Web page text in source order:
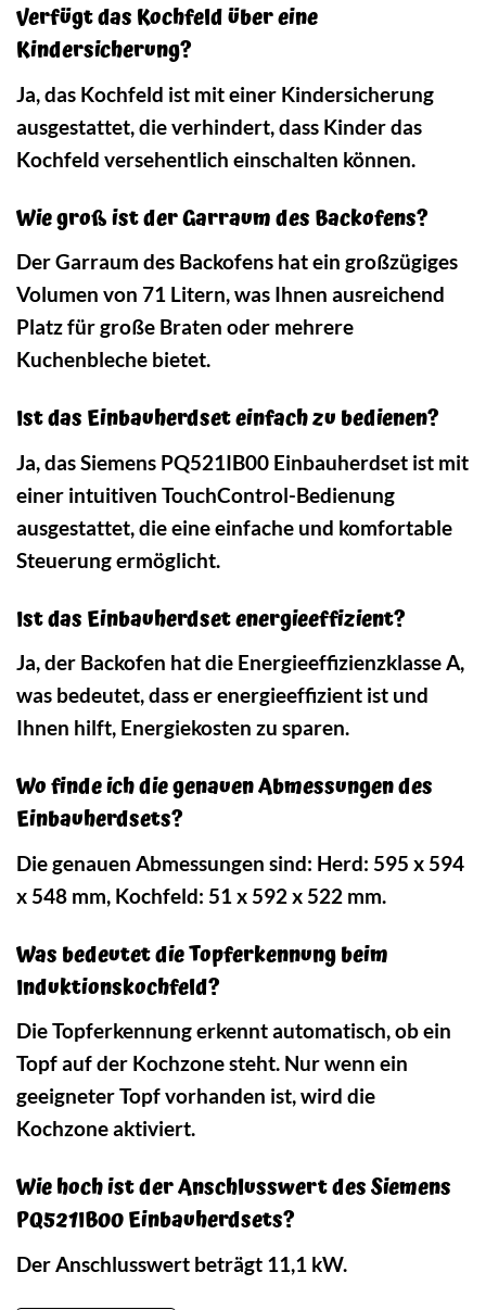
Verfügt das Kochfeld über eine
Kindersicherung?
Ja, das Kochfeld ist mit einer Kindersicherung
ausgestattet, die verhindert, dass Kinder das
Kochfeld versehentlich einschalten können.
Wie groß ist der Garraum des Backofens?
Der Garraum des Backofens hat ein großzügiges
Volumen von 71 Litern, was Ihnen ausreichend
Platz für große Braten oder mehrere
Kuchenbleche bietet.
Ist das Einbauherdset einfach zu bedienen?
Ja, das Siemens PQ521IB00 Einbauherdset ist mit
einer intuitiven TouchControl-Bedienung
ausgestattet, die eine einfache und komfortable
Steuerung ermöglicht.
Ist das Einbauherdset energieeffizient?
Ja, der Backofen hat die Energieeffizienzklasse A,
was bedeutet, dass er energieeffizient ist und
Ihnen hilft, Energiekosten zu sparen.
Wo finde ich die genauen Abmessungen des
Einbauherdsets?
Die genauen Abmessungen sind: Herd: 595 x 594
x 548 mm, Kochfeld: 51 x 592 x 522 mm.
Was bedeutet die Topferkennung beim
Induktionskochfeld?
Die Topferkennung erkennt automatisch, ob ein
Topf auf der Kochzone steht. Nur wenn ein
geeigneter Topf vorhanden ist, wird die
Kochzone aktiviert.
Wie hoch ist der Anschlusswert des Siemens
PQ521IB00 Einbauherdsets?
Der Anschlusswert beträgt 11,1 kW.